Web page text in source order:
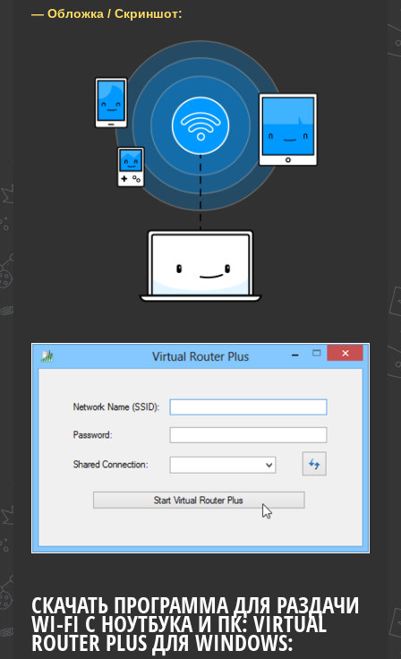
— Обложка / Скриншот:
СКАЧАТЬ ПРОГРАММА ДЛЯ РАЗДАЧИ
WI-FI С НОУТБУКА И ПК: VIRTUAL
ROUTER PLUS ДЛЯ WINDOWS: